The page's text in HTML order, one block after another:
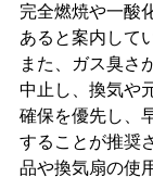
完全燃焼や一酸
あると案内して
また、ガス臭さ
中止し、換気や
確保を優先し、
することが推奨
品や換気扇の使